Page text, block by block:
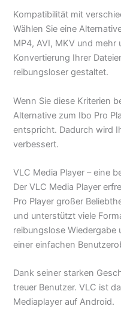
Kompatibilität mit
Wählen Sie eine
MP4, AVI, MKV und
Konvertierung Ihrer
reibungsloser gestaltet.
Wenn Sie diese Kriterien
Alternative zum Ibo Pro
entspricht. Dadurch wird
verbessert.
VLC Media Player – eine
Der VLC Media Player
Pro Player großer
und unterstützt viele
reibungslose
einer einfachen
Dank seiner starken
treuer Benutzer. VLC ist
Mediaplayer auf Android.